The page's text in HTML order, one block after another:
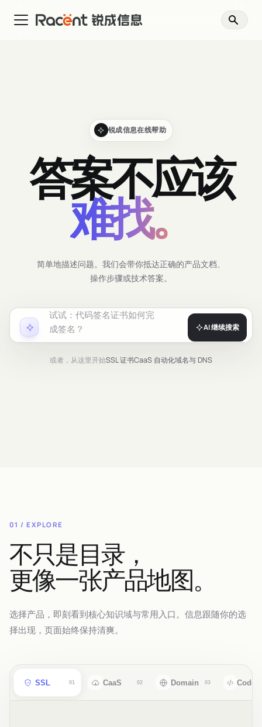
锐成信息在线帮助
答案不应该
难找。
简单地描述问题。我们会带你抵达正确的产品文档、
操作步骤或技术答案。
试试： 代码签名证书如何完
成签名？
AI 继续搜索
或者，从这里开始SSL 证书CaaS 自动化域名与 DNS
01 / EXPLORE
不只是目录，
更像一张产品地图。
选择产品，即刻看到核心知识域与常用入口。信息跟随你的选
择出现，页面始终保持清爽。
SSL 01 CaaS 02 Domain 03